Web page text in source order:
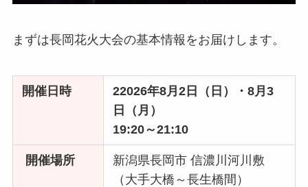
まずは長岡花火大会の基本情報をお届けします。
開催日時
22026年8月2日（日）・8月3
日（月）
19:20～21:10
開催場所
新潟県長岡市 信濃川河川敷
（大手大橋～長生橋間）